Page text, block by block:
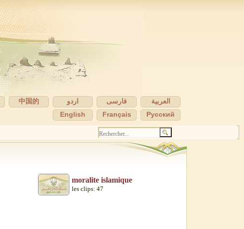
العربية فارسی اردو 中国的
Pусский
Français
English
moralite islamique
les clips: 47